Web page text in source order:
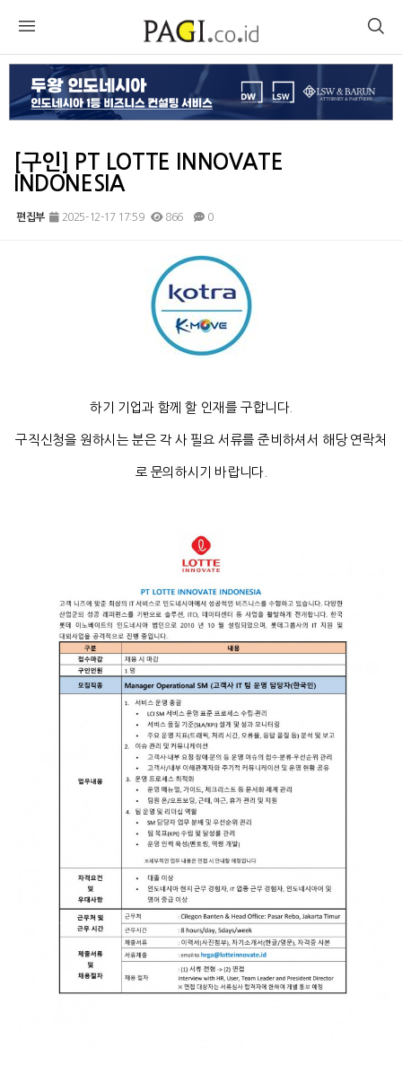
[구인] PT LOTTE INNOVATE
INDONESIA
편집부 2025-12-17 17:59 866 0
하기 기업과 함께 할 인재를 구합니다.
구직신청을 원하시는 분은 각 사 필요 서류를 준비하셔서 해당 연락처
로 문의하시기 바랍니다.